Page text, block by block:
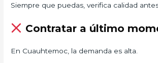
Siempre que puedas, verifica calidad
Contratar a último
En Cuauhtemoc, la demanda es alta.